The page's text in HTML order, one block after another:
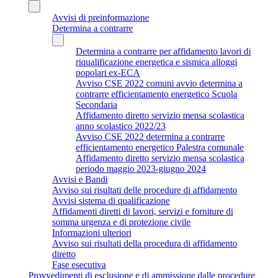
Avvisi di preinformazione
Determina a contrarre
Determina a contrarre per affidamento lavori di
riqualificazione energetica e sismica alloggi
popolari ex-ECA
Avviso CSE 2022 comuni avvio determina a
contrarre efficientamento energetico Scuola
Secondaria
Affidamento diretto servizio mensa scolastica
anno scolastico 2022/23
Avviso CSE 2022 determina a contrarre
efficientamento energetico Palestra comunale
Affidamento diretto servizio mensa scolastica
periodo maggio 2023-giugno 2024
Avvisi e Bandi
Avviso sui risultati delle procedure di affidamento
Avvisi sistema di qualificazione
Affidamenti diretti di lavori, servizi e forniture di
somma urgenza e di protezione civile
Informazioni ulteriori
Avviso sui risultati della procedura di affidamento
diretto
Fase esecutiva
Provvedimenti di esclusione e di ammissione dalle procedure